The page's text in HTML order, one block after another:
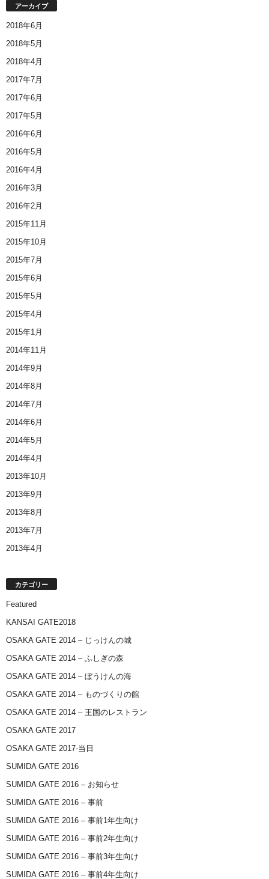
アーカイブ
2018年6月
2018年5月
2018年4月
2017年7月
2017年6月
2017年5月
2016年6月
2016年5月
2016年4月
2016年3月
2016年2月
2015年11月
2015年10月
2015年7月
2015年6月
2015年5月
2015年4月
2015年1月
2014年11月
2014年9月
2014年8月
2014年7月
2014年6月
2014年5月
2014年4月
2013年10月
2013年9月
2013年8月
2013年7月
2013年4月
カテゴリー
Featured
KANSAI GATE2018
OSAKA GATE 2014 – じっけんの城
OSAKA GATE 2014 – ふしぎの森
OSAKA GATE 2014 – ぼうけんの海
OSAKA GATE 2014 – ものづくりの館
OSAKA GATE 2014 – 王国のレストラン
OSAKA GATE 2017
OSAKA GATE 2017-当日
SUMIDA GATE 2016
SUMIDA GATE 2016 – お知らせ
SUMIDA GATE 2016 – 事前
SUMIDA GATE 2016 – 事前1年生向け
SUMIDA GATE 2016 – 事前2年生向け
SUMIDA GATE 2016 – 事前3年生向け
SUMIDA GATE 2016 – 事前4年生向け